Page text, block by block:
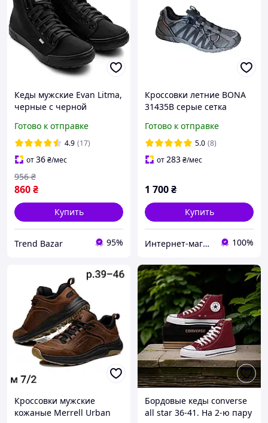
Кеды мужские Evan Litma,
черные с черной
Готово к отправке
4.9 (17)
от36₴/мес
860₴
956 ₴
Купить
Trend Bazar 95%
Кроссовки летние BONA
31435B серые сетка
Готово к отправке
5.0 (8)
от283₴/мес
1 700₴
Купить
Интернет-магазин "Престиж" 100%
Кроссовки мужские
кожаные Merrell Urban
Бордовые кеды converse
all star 36-41. На 2-ю пару